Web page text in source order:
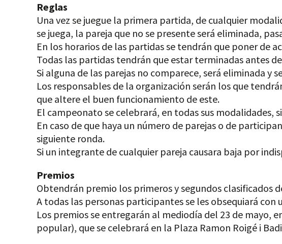
Reglas
Una vez se juegue la primera partida, de cualquier
se juega, la pareja que no se presente será eliminada,
En los horarios de las partidas se tendrán que poner de
Todas las partidas tendrán que estar terminadas antes
Si alguna de las parejas no comparece, será eliminada y
Los responsables de la organización serán los que
que altere el buen funcionamiento de este.
El campeonato se celebrará, en todas sus modalidades,
En caso de que haya un número de parejas o de
siguiente ronda.
Si un integrante de cualquier pareja causara baja por
Premios
Obtendrán premio los primeros y segundos clasificados
A todas las personas participantes se les obsequiará con
Los premios se entregarán al mediodía del 23 de mayo,
popular), que se celebrará en la Plaza Ramon Roigé i